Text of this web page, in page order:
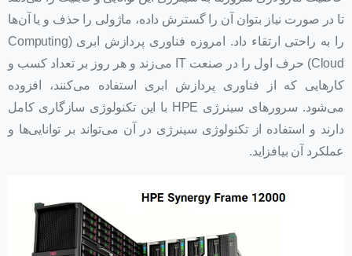
تا در صورت نیاز بتوان آن را گسترش داده، ماژولی را حذف و یا آن‌ها
را به راحتی ارتقاء داد. امروزه فناوری پردازش ابری (Computing
Cloud) حرف اول را در صنعت IT می‌زند و هر روز بر تعداد کسب و
کارهایی که از فناوری پردازش ابری استفاده می‌کنند، افزوده
می‌شود. سرورهای سینرژی HPE با این تکنولوژی سازگاری کامل
دارند و استفاده از تکنولوژی سینرژی در آن می‌تواند بر توانایی‌ها و
عملکرد آن بیافزاید.